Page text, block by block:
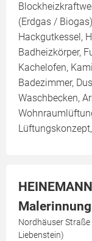
(Erdgas /
Hackgutkessel,
Badheizkörper,
Kachelofen,
Badezimmer,
Waschbecken,
Nordhäuser
Liebenstein)